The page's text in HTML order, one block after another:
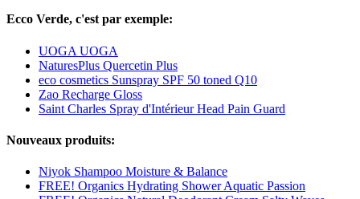
Ecco Verde, c'est par exemple:
UOGA UOGA
NaturesPlus Quercetin Plus
eco cosmetics Sunspray SPF 50 toned Q10
Zao Recharge Gloss
Saint Charles Spray d'Intérieur Head Pain Guard
Nouveaux produits:
Niyok Shampoo Moisture & Balance
FREE! Organics Hydrating Shower Aquatic Passion